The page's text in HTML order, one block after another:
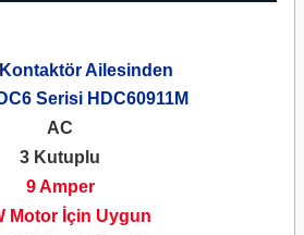
Ailesinden
Serisi HDC60911M
AC
3 Kutuplu
9 Amper
Motor İçin Uygun